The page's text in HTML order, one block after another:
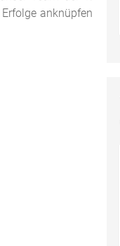
anknüpfen